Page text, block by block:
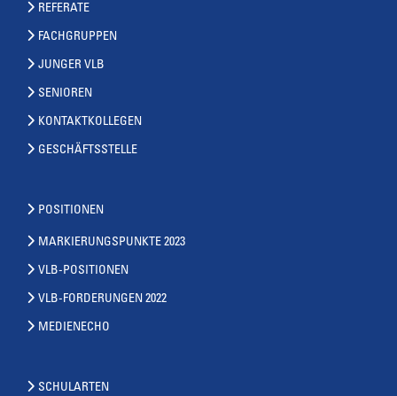
REFERATE
FACHGRUPPEN
JUNGER VLB
SENIOREN
KONTAKTKOLLEGEN
GESCHÄFTSSTELLE
POSITIONEN
MARKIERUNGSPUNKTE 2023
VLB-POSITIONEN
VLB-FORDERUNGEN 2022
MEDIENECHO
SCHULARTEN